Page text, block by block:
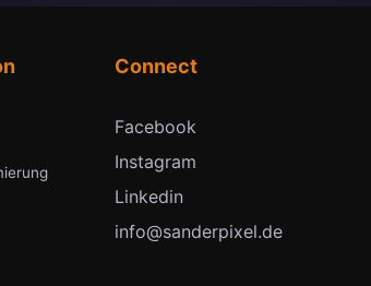
Connect
Facebook
Instagram
Linkedin
info@sanderpixel.de